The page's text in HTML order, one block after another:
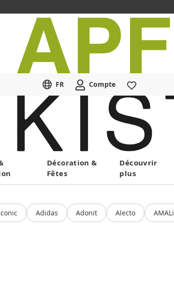
FR Compte
Décoration &
Fêtes
Découvrir
plus
Adidas Adonit Alecto AMALi